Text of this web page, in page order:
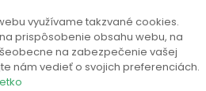
využívame takzvané cookies.
prispôsobenie obsahu webu, na
na zabezpečenie vašej
nám vedieť o svojich preferenciách.